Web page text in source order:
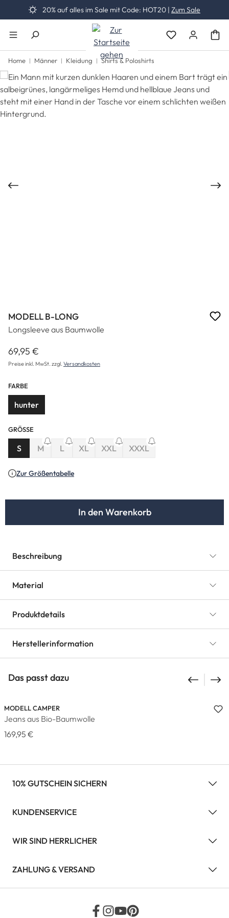
Zum Hauptinhalt springen
20% auf alles im Sale mit Code: HOT20 | Zum Sale
Du hast 0
Home Männer Kleidung Shirts & Poloshirts
Bildergalerie überspringen
MODELL B-LONG
Longsleeve aus Baumwolle
Regulärer Preis:
69,95 €
Preise inkl. MwSt. zzgl. Versandkosten
FARBE
hunter
GRÖSSE
S M(Diese Option ist zurzeit nicht verfügbar.)
L(Diese Option ist zurzeit nicht verfügbar.)
XL XXL XXXL
Zur Größentabelle
In den Warenkorb
Beschreibung
Material
Produktdetails
Herstellerinformation
Das passt dazu
MODELL CAMPER
Jeans aus Bio-Baumwolle
169,95 €
10% GUTSCHEIN SICHERN
KUNDENSERVICE
WIR SIND HERRLICHER
ZAHLUNG & VERSAND